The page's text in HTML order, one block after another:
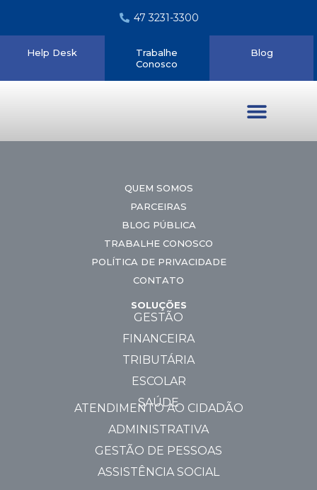
47 3231-3300
Help Desk
Trabalhe
Conosco
Blog
QUEM SOMOS
PARCEIRAS
BLOG PÚBLICA
TRABALHE CONOSCO
POLÍTICA DE PRIVACIDADE
CONTATO
SOLUÇÕES
GESTÃO
FINANCEIRA
TRIBUTÁRIA
ESCOLAR
SAÚDE
ATENDIMENTO AO CIDADÃO
ADMINISTRATIVA
GESTÃO DE PESSOAS
ASSISTÊNCIA SOCIAL